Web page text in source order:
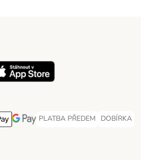
Method
Method
pay Payment Method
GooglePay Payment Method
PLATBA PŘEDEM
PLATBA PŘEDEM Payment
DOBÍRKA
DOBÍRKA